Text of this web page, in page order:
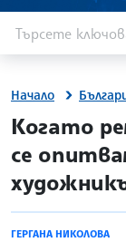
Начало
site.bta
Когато
се
ГЕРГАНА НИКОЛОВА